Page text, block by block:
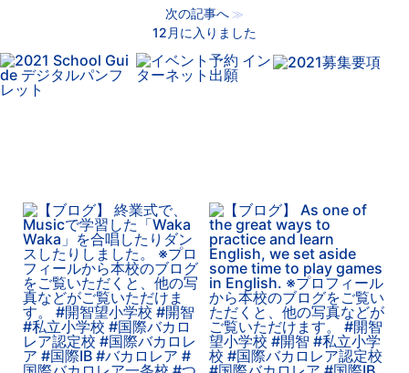
次の記事へ ≫
12月に入りました